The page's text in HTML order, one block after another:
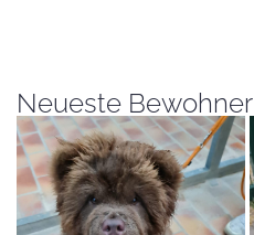
Neueste Bewohner